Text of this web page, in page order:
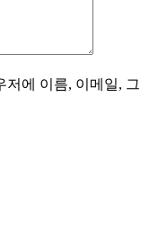
저에 이름, 이메일, 그